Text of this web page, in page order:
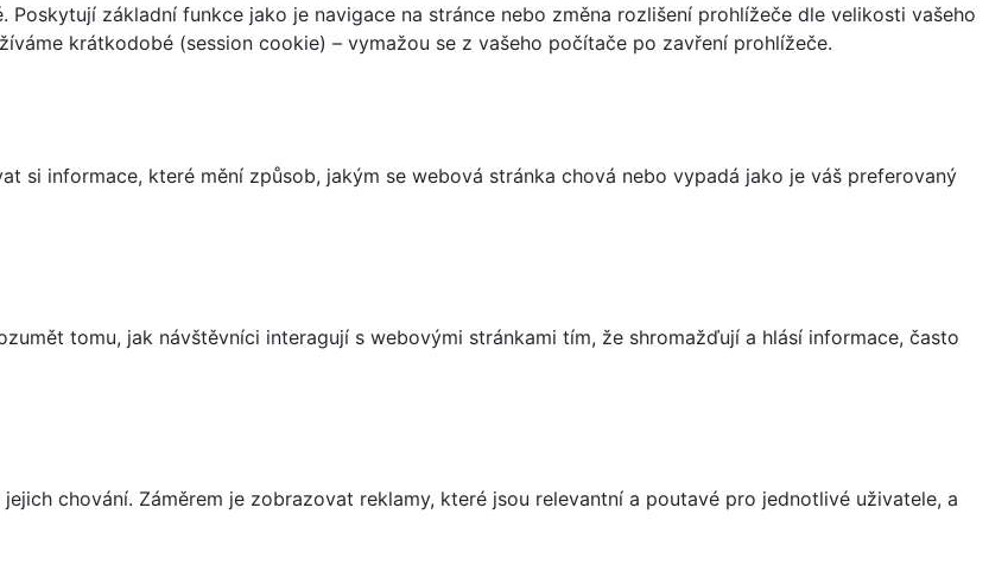
základní funkce jako je navigace na stránce nebo změna rozlišení prohlížeče dle velikosti vašeho
krátkodobé (session cookie) – vymažou se z vašeho počítače po zavření prohlížeče.
si informace, které mění způsob, jakým se webová stránka chová nebo vypadá jako je váš preferovaný
tomu, jak návštěvníci interagují s webovými stránkami tím, že shromažďují a hlásí informace, často
chování. Záměrem je zobrazovat reklamy, které jsou relevantní a poutavé pro jednotlivé uživatele, a